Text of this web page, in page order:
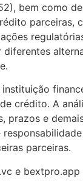
bem como
parceiras,
diferentes
crédito. A
prazos e
parceiras.
e